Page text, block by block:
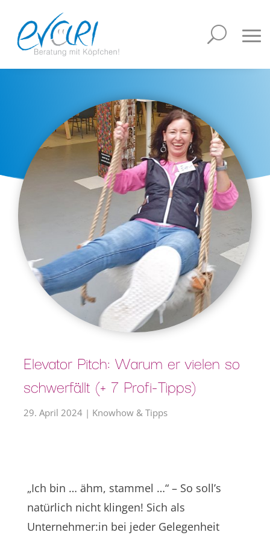
Elevator Pitch: Warum er vielen so
schwerfällt (+ 7 Profi-Tipps)
29. April 2024| Knowhow & Tipps
„Ich bin … ähm, stammel …“ – So soll’s
natürlich nicht klingen! Sich als
Unternehmer:in bei jeder Gelegenheit